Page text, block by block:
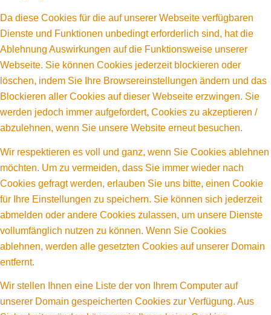
Da diese Cookies für die auf unserer Webseite verfügbaren
Dienste und Funktionen unbedingt erforderlich sind, hat die
Ablehnung Auswirkungen auf die Funktionsweise unserer
Webseite. Sie können Cookies jederzeit blockieren oder
löschen, indem Sie Ihre Browsereinstellungen ändern und das
Blockieren aller Cookies auf dieser Webseite erzwingen. Sie
werden jedoch immer aufgefordert, Cookies zu akzeptieren /
abzulehnen, wenn Sie unsere Website erneut besuchen.
Wir respektieren es voll und ganz, wenn Sie Cookies ablehnen
möchten. Um zu vermeiden, dass Sie immer wieder nach
Cookies gefragt werden, erlauben Sie uns bitte, einen Cookie
für Ihre Einstellungen zu speichern. Sie können sich jederzeit
abmelden oder andere Cookies zulassen, um unsere Dienste
vollumfänglich nutzen zu können. Wenn Sie Cookies
ablehnen, werden alle gesetzten Cookies auf unserer Domain
entfernt.
Wir stellen Ihnen eine Liste der von Ihrem Computer auf
unserer Domain gespeicherten Cookies zur Verfügung. Aus